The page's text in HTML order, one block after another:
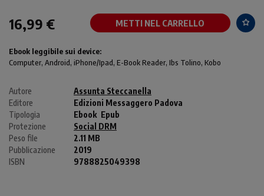
16,99 € METTI NEL CARRELLO
Ebook leggibile sui device:
Computer, Android, iPhone/Ipad, E-Book Reader, Ibs Tolino, Kobo
Autore
Assunta Steccanella
Editore
Edizioni Messaggero Padova
Tipologia
Ebook Epub
Protezione
Social DRM
Peso file
2.11 MB
Pubblicazione
2019
ISBN
9788825049398